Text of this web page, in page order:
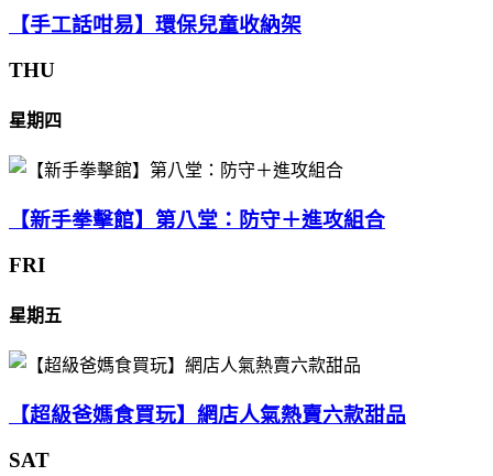
【手工話咁易】環保兒童收納架
THU
星期四
【新手拳擊館】第八堂：防守＋進攻組合
FRI
星期五
【超級爸媽食買玩】網店人氣熱賣六款甜品
SAT